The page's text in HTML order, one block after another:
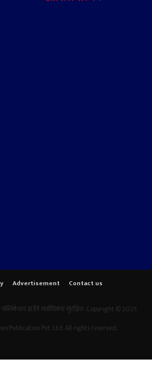
Advertisement Contact us
प्रा.लि सर्वाधिकार सुरक्षित Copyright © 2025
Publication Pvt. Ltd. All rights reserved.